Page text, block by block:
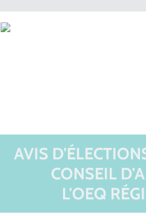
AVIS
CONSEIL
L'OEQ